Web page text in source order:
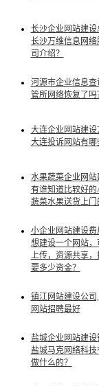
长沙企业网站建设
长沙万维信息网络
司介绍？
河源市企业信息查
管所网络恢复了吗
大连企业网站建设
大连投诉网站有哪
水果蔬菜企业网站
有谁知道比较好的
蔬菜水果送货上门
小企业网站建设费
想建设一个网站，
上传，资源共享，
要多少资金？
镇江网站建设公司
网站招聘最好
盐城企业网站建设
盐城马克网络科技
做什么的？